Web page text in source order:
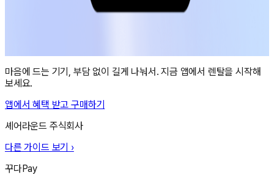
마음에 드는 기기, 부담 없이 길게 나눠서. 지금 앱에서 렌탈을 시작해
보세요.
앱에서 혜택 받고 구매하기
셰어라운드 주식회사
다른 가이드 보기 ›
꾸다Pay